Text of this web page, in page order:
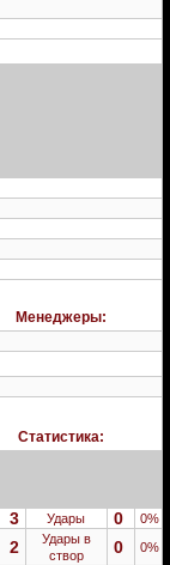
Менеджеры:
Статистика:
3 Удары 0
0%
2
Удары в
створ
0
0%